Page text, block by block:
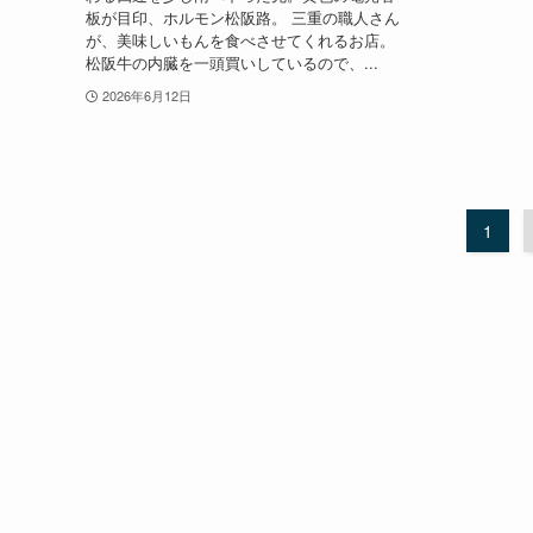
板が目印、ホルモン松阪路。 三重の職人さん
が、美味しいもんを食べさせてくれるお店。
松阪牛の内臓を一頭買いしているので、...
2026年6月12日
1